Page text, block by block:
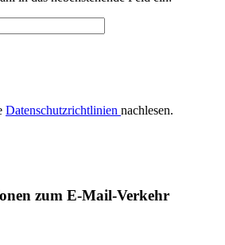
Datenschutzrichtlinien nachlesen.
zum E-Mail-Verkehr